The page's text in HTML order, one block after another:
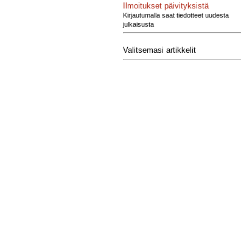
Ilmoitukset päivityksistä
Kirjautumalla saat tiedotteet uudesta
julkaisusta
Valitsemasi artikkelit